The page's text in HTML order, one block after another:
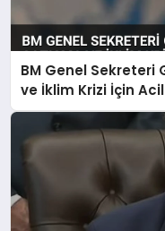
BM Genel Sekreteri
ve İklim Krizi İçin